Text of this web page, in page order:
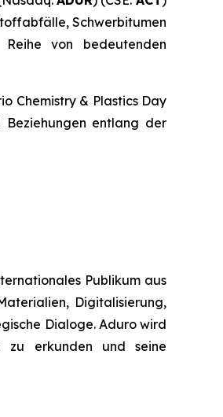
Schwerbitumen
von bedeutenden
Chemistry & Plastics Day
Beziehungen entlang der
Publikum aus
Digitalisierung,
Dialoge. Aduro wird
zu erkunden und seine